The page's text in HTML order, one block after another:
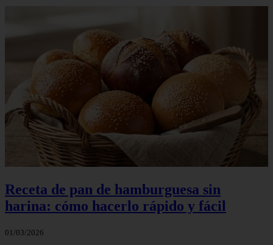
Receta de pan de hamburguesa sin
harina: cómo hacerlo rápido y fácil
01/03/2026